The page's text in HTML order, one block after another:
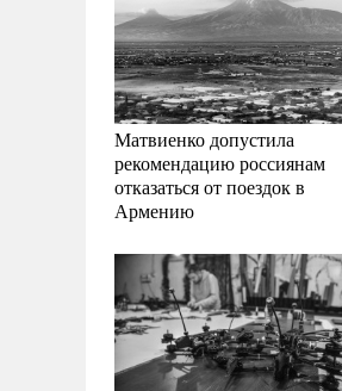
Матвиенко допустила
рекомендацию россиянам
отказаться от поездок в
Армению